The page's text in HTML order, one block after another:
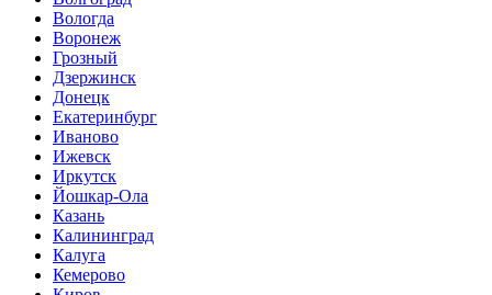
Вологда
Воронеж
Грозный
Дзержинск
Донецк
Екатеринбург
Иваново
Ижевск
Иркутск
Йошкар-Ола
Казань
Калининград
Калуга
Кемерово